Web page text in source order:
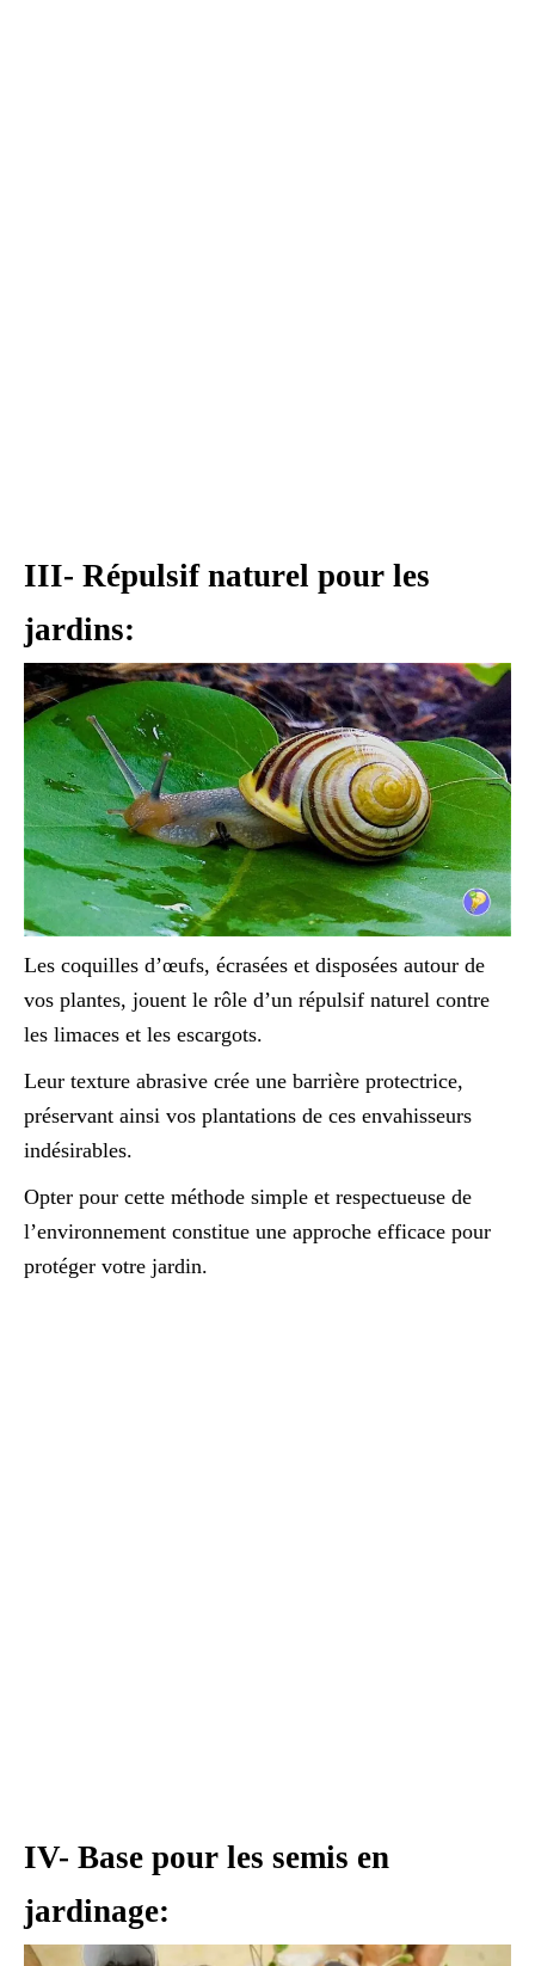
III- Répulsif naturel pour les
jardins:
Les coquilles d’œufs, écrasées et disposées autour de
vos plantes, jouent le rôle d’un répulsif naturel contre
les limaces et les escargots.
Leur texture abrasive crée une barrière protectrice,
préservant ainsi vos plantations de ces envahisseurs
indésirables.
Opter pour cette méthode simple et respectueuse de
l’environnement constitue une approche efficace pour
protéger votre jardin.
IV- Base pour les semis en
jardinage: